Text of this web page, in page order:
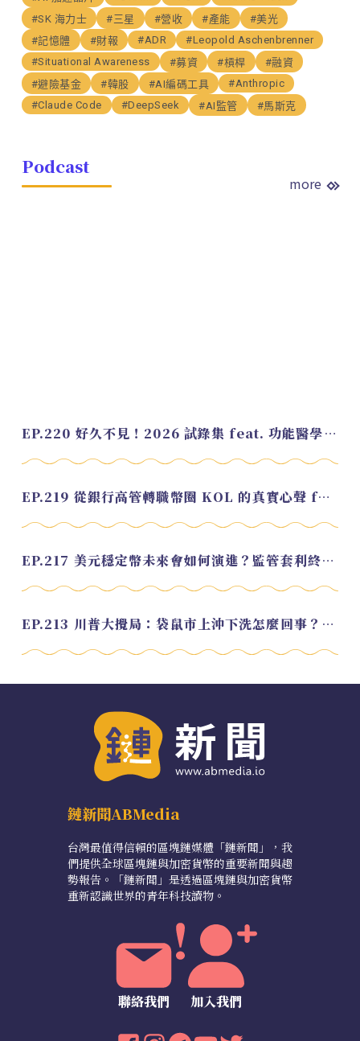
#SK 海力士
#三星 #營收 #產能
#美光
#記憶體
#財報 #ADR
#Leopold Aschenbrenner
#Situational Awareness
#募資 #槓桿
#融資
#避險基金
#韓股 #AI編碼工具
#Anthropic
#Claude Code
#DeepSeek #AI監管 #馬斯克
Podcast
more
EP.220 好久不見！2026 試錄集 feat. 功能醫學營養師 美寶
EP.219 從銀行高管轉職幣圈 KOL 的真實心聲 feat.龜大
EP.217 美元穩定幣未來會如何演進？監管套利終將收斂？feat. 研究員 余哲安
EP.213 川普大攪局：袋鼠市上沖下洗怎麼回事？feat. Alvin
鏈新聞ABMedia
台灣最值得信賴的區塊鏈媒體「鏈新聞」，我
們提供全球區塊鏈與加密貨幣的重要新聞與趨
勢報告。「鏈新聞」是透過區塊鏈與加密貨幣
重新認識世界的青年科技讀物。
聯絡我們 加入我們